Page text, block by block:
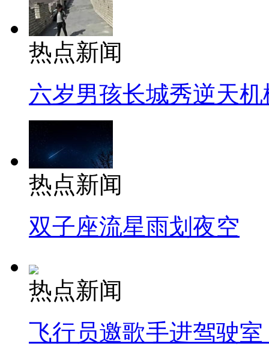
热点新闻
六岁男孩长城秀逆天机
热点新闻
双子座流星雨划夜空
热点新闻
飞行员邀歌手进驾驶